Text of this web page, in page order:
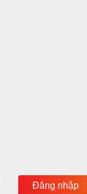
Đăng nhập